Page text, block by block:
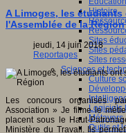
Histoire
Sites
Sites
Sites
Sciences et
Culture
Logiciels
Métavers
Outils et
A Limoges, les
l'Assemblée de la Région
jeudi, 14 juin 2018
Reportages
Les concours organisés
Association » Je filme le
placent sous le Haut-
Ministère du Travail. Ils